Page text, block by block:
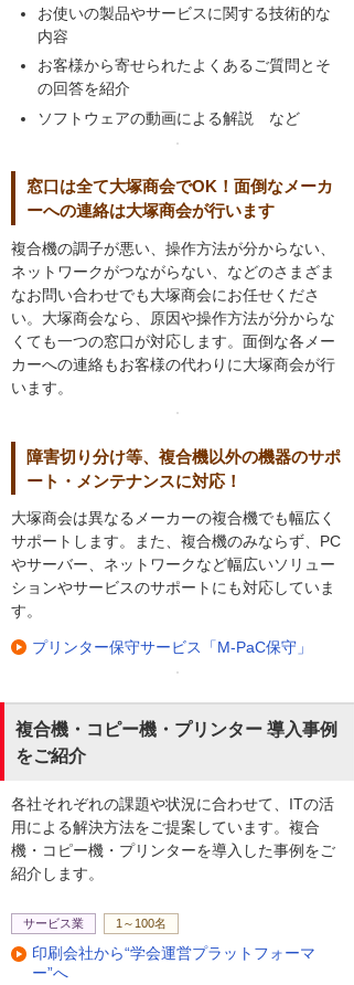
お使いの製品やサービスに関する技術的な
内容
お客様から寄せられたよくあるご質問とそ
の回答を紹介
ソフトウェアの動画による解説 など
窓口は全て大塚商会でOK！面倒なメーカ
ーへの連絡は大塚商会が行います
複合機の調子が悪い、操作方法が分からない、
ネットワークがつながらない、などのさまざま
なお問い合わせでも大塚商会にお任せくださ
い。大塚商会なら、原因や操作方法が分からな
くても一つの窓口が対応します。面倒な各メー
カーへの連絡もお客様の代わりに大塚商会が行
います。
障害切り分け等、複合機以外の機器のサポ
ート・メンテナンスに対応！
大塚商会は異なるメーカーの複合機でも幅広く
サポートします。また、複合機のみならず、PC
やサーバー、ネットワークなど幅広いソリュー
ションやサービスのサポートにも対応していま
す。
プリンター保守サービス「M-PaC保守」
複合機・コピー機・プリンター 導入事例
をご紹介
各社それぞれの課題や状況に合わせて、ITの活
用による解決方法をご提案しています。複合
機・コピー機・プリンターを導入した事例をご
紹介します。
サービス業 1～100名
印刷会社から“学会運営プラットフォーマ
ー”へ